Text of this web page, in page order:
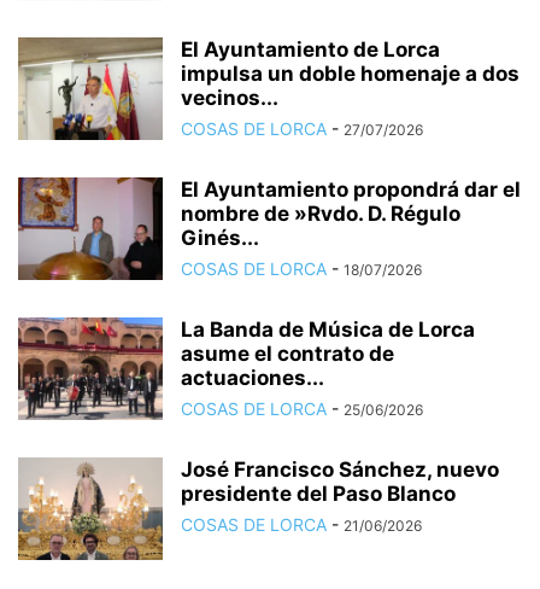
El Ayuntamiento de Lorca
impulsa un doble homenaje a dos
vecinos...
COSAS DE LORCA - 27/07/2026
El Ayuntamiento propondrá dar el
nombre de »Rvdo. D. Régulo
Ginés...
COSAS DE LORCA - 18/07/2026
La Banda de Música de Lorca
asume el contrato de
actuaciones...
COSAS DE LORCA - 25/06/2026
José Francisco Sánchez, nuevo
presidente del Paso Blanco
COSAS DE LORCA - 21/06/2026